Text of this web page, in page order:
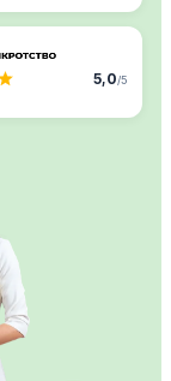
5,0/5